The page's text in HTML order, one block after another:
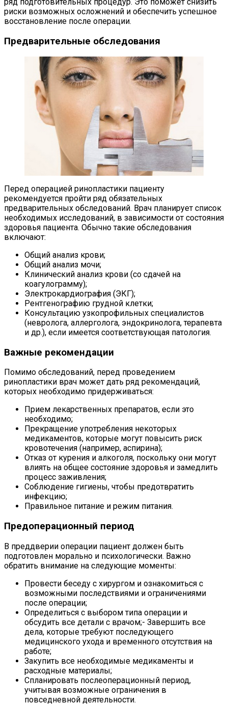
ряд подготовительных процедур. Это поможет снизить
риски возможных осложнений и обеспечить успешное
восстановление после операции.
Предварительные обследования
Перед операцией ринопластики пациенту
рекомендуется пройти ряд обязательных
предварительных обследований. Врач планирует список
необходимых исследований, в зависимости от состояния
здоровья пациента. Обычно такие обследования
включают:
Общий анализ крови;
Общий анализ мочи;
Клинический анализ крови (со сдачей на
коагулограмму);
Электрокардиография (ЭКГ);
Рентгенографию грудной клетки;
Консультацию узкопрофильных специалистов
(невролога, аллерголога, эндокринолога, терапевта
и др.), если имеется соответствующая патология.
Важные рекомендации
Помимо обследований, перед проведением
ринопластики врач может дать ряд рекомендаций,
которых необходимо придерживаться:
Прием лекарственных препаратов, если это
необходимо;
Прекращение употребления некоторых
медикаментов, которые могут повысить риск
кровотечения (например, аспирина);
Отказ от курения и алкоголя, поскольку они могут
влиять на общее состояние здоровья и замедлить
процесс заживления;
Соблюдение гигиены, чтобы предотвратить
инфекцию;
Правильное питание и режим питания.
Предоперационный период
В преддверии операции пациент должен быть
подготовлен морально и психологически. Важно
обратить внимание на следующие моменты:
Провести беседу с хирургом и ознакомиться с
возможными последствиями и ограничениями
после операции;
Определиться с выбором типа операции и
обсудить все детали с врачом;- Завершить все
дела, которые требуют последующего
медицинского ухода и временного отсутствия на
работе;
Закупить все необходимые медикаменты и
расходные материалы;
Спланировать послеоперационный период,
учитывая возможные ограничения в
повседневной деятельности.